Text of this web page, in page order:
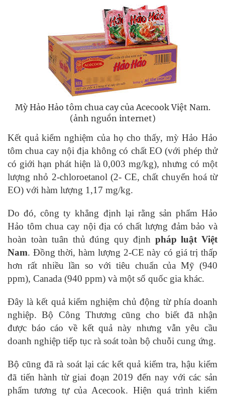
Mỳ Hảo Hảo tôm chua cay của Acecook Việt Nam.
(ảnh nguồn internet)
Kết quả kiểm nghiệm của họ cho thấy, mỳ Hảo Hảo
tôm chua cay nội địa không có chất EO (với phép thử
có giới hạn phát hiện là 0,003 mg/kg), nhưng có một
lượng nhỏ 2-chloroetanol (2- CE, chất chuyển hoá từ
EO) với hàm lượng 1,17 mg/kg.
Do đó, công ty khẳng định lại rằng sản phẩm Hảo
Hảo tôm chua cay nội địa có chất lượng đảm bảo và
hoàn toàn tuân thủ đúng quy định pháp luật Việt
Nam. Đồng thời, hàm lượng 2-CE này có giá trị thấp
hơn rất nhiều lần so với tiêu chuẩn của Mỹ (940
ppm), Canada (940 ppm) và một số quốc gia khác.
Đây là kết quả kiểm nghiệm chủ động từ phía doanh
nghiệp. Bộ Công Thương cũng cho biết đã nhận
được báo cáo về kết quả này nhưng vẫn yêu cầu
doanh nghiệp tiếp tục rà soát toàn bộ chuỗi cung ứng.
Bộ cũng đã rà soát lại các kết quả kiểm tra, hậu kiểm
đã tiến hành từ giai đoạn 2019 đến nay với các sản
phẩm tương tự của Acecook. Hiện quá trình kiểm